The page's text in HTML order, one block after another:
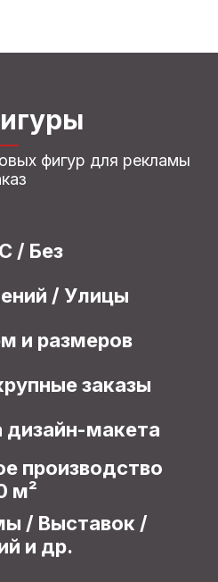
фигур для рекламы
/ Без
/ Улицы
и размеров
заказы
дизайн-макета
производство
м²
/ Выставок /
и др.